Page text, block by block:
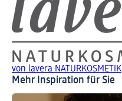
von lavera NATURKOSMETIK
Mehr Inspiration für Sie